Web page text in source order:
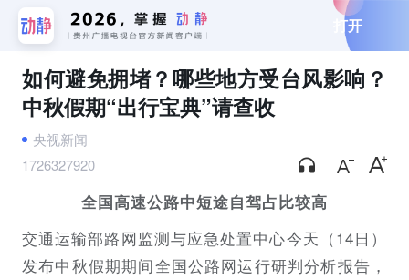
打开
如何避免拥堵？哪些地方受台风影响？
中秋假期“出行宝典”请查收
央视新闻
1726327920
全国高速公路中短途自驾占比较高
交通运输部路网监测与应急处置中心今天（14日）
发布中秋假期期间全国公路网运行研判分析报告，